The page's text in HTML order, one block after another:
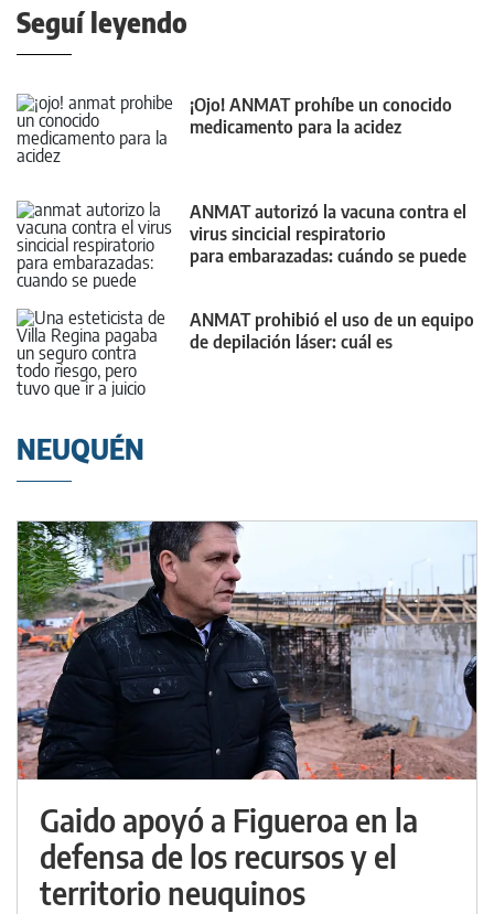
Seguí leyendo
¡Ojo! ANMAT prohíbe un conocido
medicamento para la acidez
ANMAT autorizó la vacuna contra el
virus sincicial respiratorio
para embarazadas: cuándo se puede
ANMAT prohibió el uso de un equipo
de depilación láser: cuál es
NEUQUÉN
Gaido apoyó a Figueroa en la
defensa de los recursos y el
territorio neuquinos